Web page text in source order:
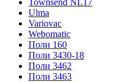
Ulma
Variovac
Webomatic
Поли 160
Поли 3430-18
Поли 3462
Поли 3463